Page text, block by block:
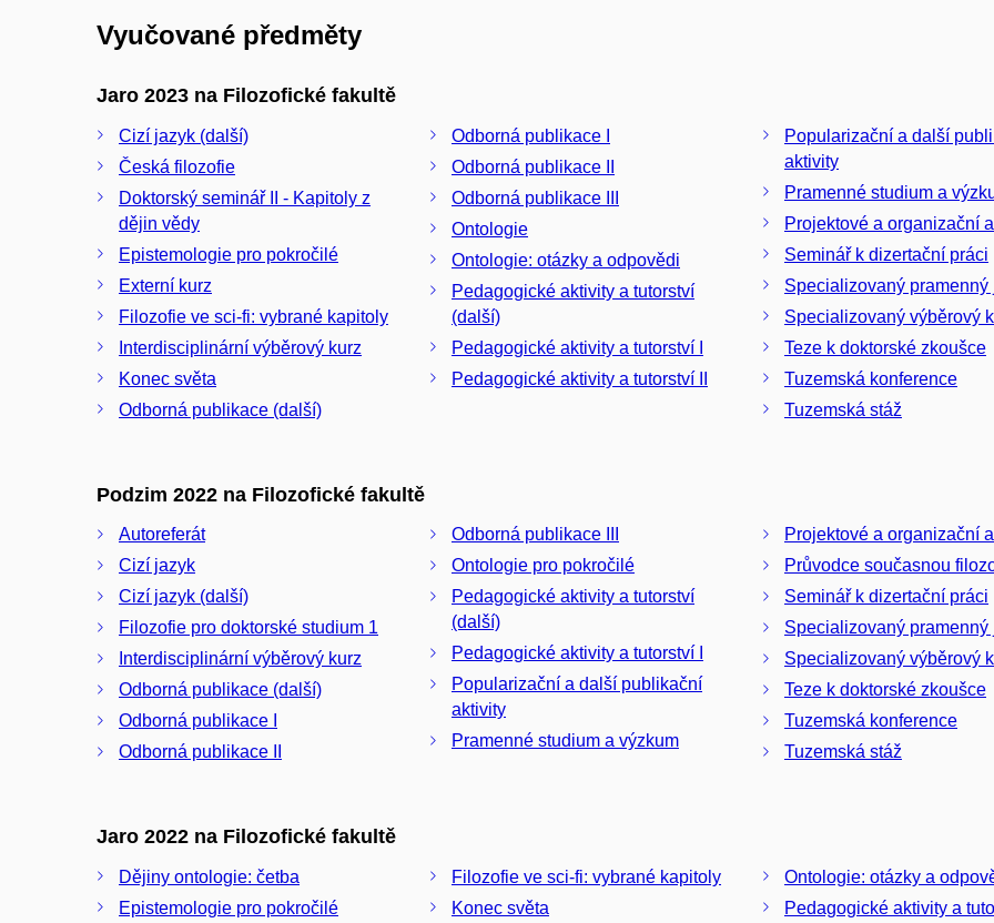
Vyučované předměty
Jaro 2023 na Filozofické fakultě
Cizí jazyk (další)
Česká filozofie
Doktorský seminář II - Kapitoly z
dějin vědy
Epistemologie pro pokročilé
Externí kurz
Filozofie ve sci-fi: vybrané kapitoly
Interdisciplinární výběrový kurz
Konec světa
Odborná publikace (další)
Odborná publikace I
Odborná publikace II
Odborná publikace III
Ontologie
Ontologie: otázky a odpovědi
Pedagogické aktivity a tutorství
(další)
Pedagogické aktivity a tutorství I
Pedagogické aktivity a tutorství II
Popularizační a další
aktivity
Pramenné studium a
Projektové a organizační
Seminář k dizertační práci
Specializovaný pramenný
Specializovaný výběrový
Teze k doktorské zkoušce
Tuzemská konference
Tuzemská stáž
Podzim 2022 na Filozofické fakultě
Autoreferát
Cizí jazyk
Cizí jazyk (další)
Filozofie pro doktorské studium 1
Interdisciplinární výběrový kurz
Odborná publikace (další)
Odborná publikace I
Odborná publikace II
Odborná publikace III
Ontologie pro pokročilé
Pedagogické aktivity a tutorství
(další)
Pedagogické aktivity a tutorství I
Popularizační a další publikační
aktivity
Pramenné studium a výzkum
Projektové a organizační
Průvodce současnou
Seminář k dizertační práci
Specializovaný pramenný
Specializovaný výběrový
Teze k doktorské zkoušce
Tuzemská konference
Tuzemská stáž
Jaro 2022 na Filozofické fakultě
Dějiny ontologie: četba
Epistemologie pro pokročilé
Filozofie ve sci-fi: vybrané kapitoly
Konec světa
Ontologie: otázky a
Pedagogické aktivity a